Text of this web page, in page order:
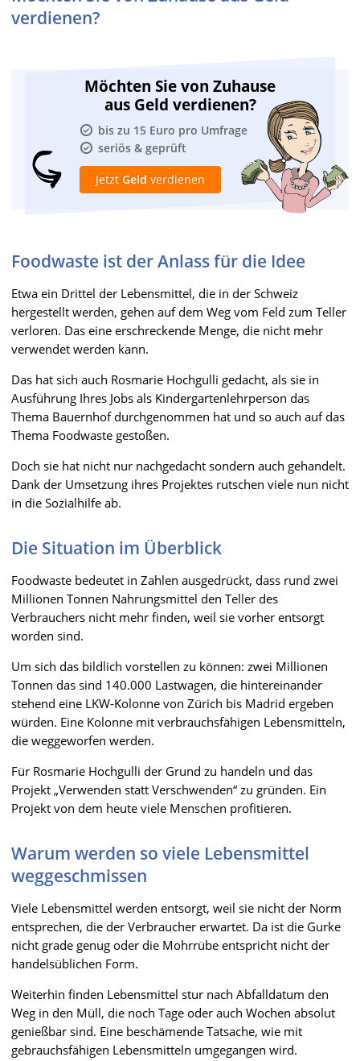
verdienen?
Möchten Sie von Zuhause
aus Geld verdienen?
bis zu 15 Euro pro Umfrage
seriös & geprüft
Jetzt Geld verdienen
Foodwaste ist der Anlass für die Idee
Etwa ein Drittel der Lebensmittel, die in der Schweiz
hergestellt werden, gehen auf dem Weg vom Feld zum Teller
verloren. Das eine erschreckende Menge, die nicht mehr
verwendet werden kann.
Das hat sich auch Rosmarie Hochgulli gedacht, als sie in
Ausführung Ihres Jobs als Kindergartenlehrperson das
Thema Bauernhof durchgenommen hat und so auch auf das
Thema Foodwaste gestoßen.
Doch sie hat nicht nur nachgedacht sondern auch gehandelt.
Dank der Umsetzung ihres Projektes rutschen viele nun nicht
in die Sozialhilfe ab.
Die Situation im Überblick
Foodwaste bedeutet in Zahlen ausgedrückt, dass rund zwei
Millionen Tonnen Nahrungsmittel den Teller des
Verbrauchers nicht mehr finden, weil sie vorher entsorgt
worden sind.
Um sich das bildlich vorstellen zu können: zwei Millionen
Tonnen das sind 140.000 Lastwagen, die hintereinander
stehend eine LKW-Kolonne von Zürich bis Madrid ergeben
würden. Eine Kolonne mit verbrauchsfähigen Lebensmitteln,
die weggeworfen werden.
Für Rosmarie Hochgulli der Grund zu handeln und das
Projekt „Verwenden statt Verschwenden“ zu gründen. Ein
Projekt von dem heute viele Menschen profitieren.
Warum werden so viele Lebensmittel
weggeschmissen
Viele Lebensmittel werden entsorgt, weil sie nicht der Norm
entsprechen, die der Verbraucher erwartet. Da ist die Gurke
nicht grade genug oder die Mohrrübe entspricht nicht der
handelsüblichen Form.
Weiterhin finden Lebensmittel stur nach Abfalldatum den
Weg in den Müll, die noch Tage oder auch Wochen absolut
genießbar sind. Eine beschämende Tatsache, wie mit
gebrauchsfähigen Lebensmitteln umgegangen wird.